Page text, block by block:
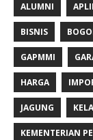
ALUMNI
BISNIS
GAPMMI
HARGA
JAGUNG
KEMENTERIAN